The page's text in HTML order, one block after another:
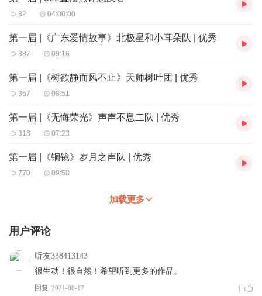
82 04:00:00
第一届 |《广东爱情故事》北极星和小耳朵队 | 优秀
387 09:16
第一届 |《树欲静而风不止》天师树叶团 | 优秀
367 08:51
第一届 |《无悔荣光》声声不息二队 | 优秀
318 07:23
第一届 |《铜镜》岁月之声队 | 优秀
770 09:58
加载更多
用户评论
听友338413143
很生动！很自然！希望听到更多的作品。
回复 2021-08-17 1